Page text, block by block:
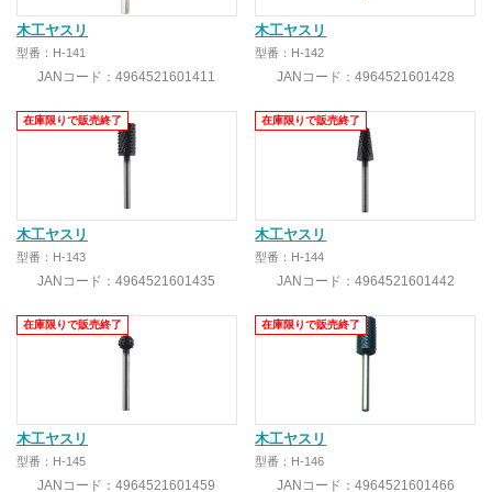
木工ヤスリ
型番：H-141
JANコード：4964521601411
木工ヤスリ
型番：H-142
JANコード：4964521601428
木工ヤスリ
型番：H-143
JANコード：4964521601435
在庫限りで販売終了
木工ヤスリ
型番：H-144
JANコード：4964521601442
在庫限りで販売終了
木工ヤスリ
型番：H-145
JANコード：4964521601459
在庫限りで販売終了
木工ヤスリ
型番：H-146
JANコード：4964521601466
在庫限りで販売終了